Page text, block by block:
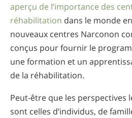
aperçu de l’importance des
réhabilitation dans le monde
nouveaux centres Narconon
conçus pour fournir le
une formation et un
de la réhabilitation.
Peut-être que les perspectives
sont celles d’individus, de